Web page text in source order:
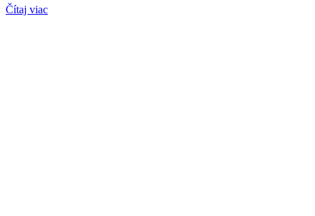
Čítaj viac